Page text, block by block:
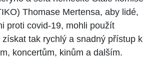
Thomase Mertensa, aby lidé,
proti covid-19, mohli použít
tak rychlý a snadný přístup k
koncertům, kinům a dalším.